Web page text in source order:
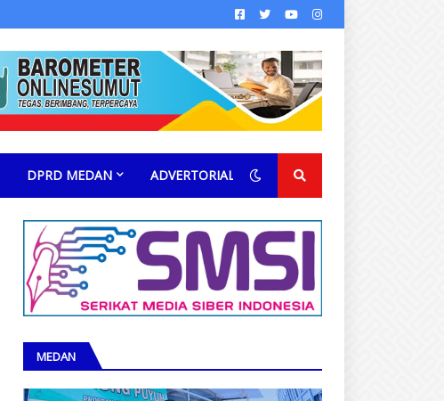
DPRD MEDAN ADVERTORIAL
MEDAN